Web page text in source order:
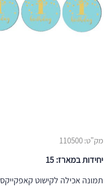
מק"ט:110500
יחידות במארז: 15
תמונה אכילה לקישוט קאפקייקס